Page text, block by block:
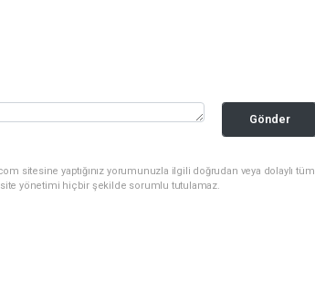
Gönder
sitesine yaptığınız yorumunuzla ilgili doğrudan veya dolaylı tüm
yönetimi hiçbir şekilde sorumlu tutulamaz.